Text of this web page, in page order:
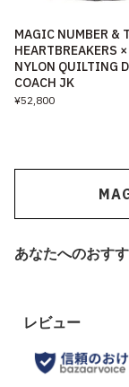
MAGIC NUMBER &
HEARTBREAKERS
NYLON QUILTING
COACH JK
¥52,800
あなたへのおす